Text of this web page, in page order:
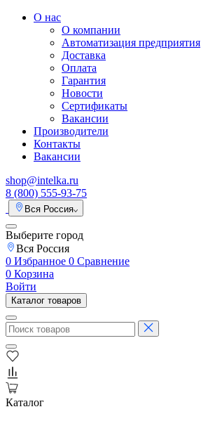
О нас
О компании
Автоматизация предприятия
Доставка
Оплата
Гарантия
Новости
Сертификаты
Вакансии
Производители
Контакты
Вакансии
shop@intelka.ru
8 (800) 555-93-75
Вся Россия
Выберите город
Вся Россия
0 Избранное 0 Сравнение
0 Корзина
Войти
Каталог товаров
Каталог